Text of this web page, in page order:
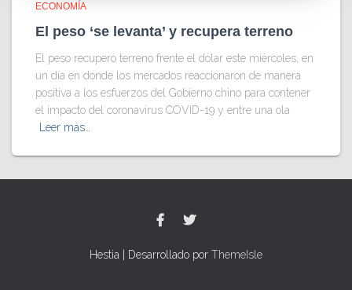
ECONOMÍA
El peso ‘se levanta’ y recupera terreno
El peso recuperó terreno frente el dólar este miércoles, en
un día en donde los mercados reaccionaron de manera
positiva a los esfuerzos del Gobierno chino para contener
el impacto del coronavirus COVID-19 y entre una ola
Leer más…
Hestia | Desarrollado por ThemeIsle